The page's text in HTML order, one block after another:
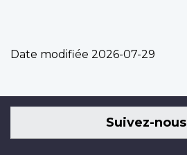
Date modifiée 2026-07-29
Suivez-nous